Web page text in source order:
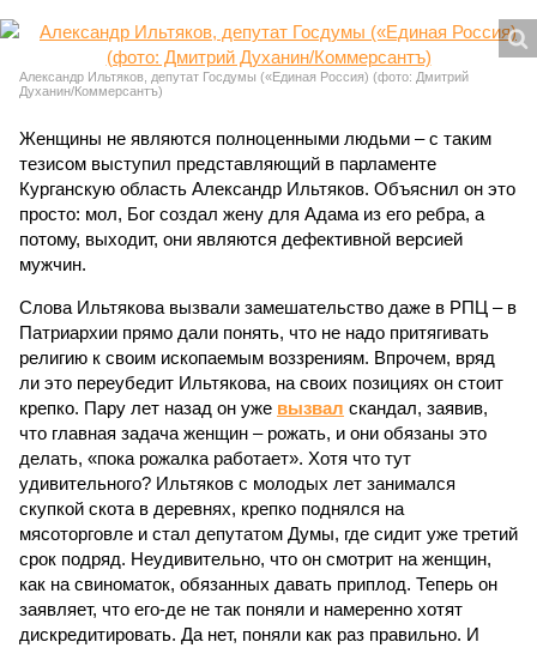
Александр Ильтяков, депутат Госдумы («Единая Россия) (фото: Дмитрий
Духанин/Коммерсантъ)
Женщины не являются полноценными людьми – с таким
тезисом выступил представляющий в парламенте
Курганскую область Александр Ильтяков. Объяснил он это
просто: мол, Бог создал жену для Адама из его ребра, а
потому, выходит, они являются дефективной версией
мужчин.
Слова Ильтякова вызвали замешательство даже в РПЦ – в
Патриархии прямо дали понять, что не надо притягивать
религию к своим ископаемым воззрениям. Впрочем, вряд
ли это переубедит Ильтякова, на своих позициях он стоит
крепко. Пару лет назад он уже вызвал скандал, заявив,
что главная задача женщин – рожать, и они обязаны это
делать, «пока рожалка работает». Хотя что тут
удивительного? Ильтяков с молодых лет занимался
скупкой скота в деревнях, крепко поднялся на
мясоторговле и стал депутатом Думы, где сидит уже третий
срок подряд. Неудивительно, что он смотрит на женщин,
как на свиноматок, обязанных давать приплод. Теперь он
заявляет, что его-де не так поняли и намеренно хотят
дискредитировать. Да нет, поняли как раз правильно. И